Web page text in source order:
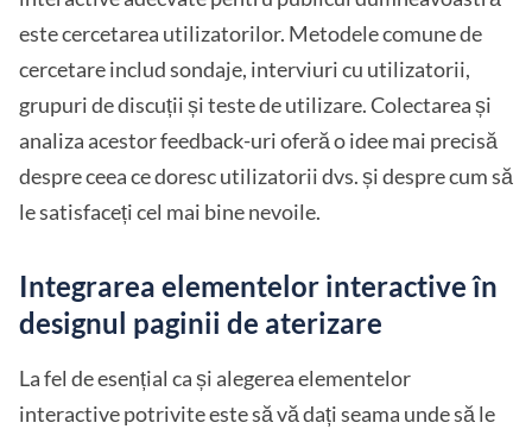
este cercetarea utilizatorilor. Metodele comune de
cercetare includ sondaje, interviuri cu utilizatorii,
grupuri de discuții și teste de utilizare. Colectarea și
analiza acestor feedback-uri oferă o idee mai precisă
despre ceea ce doresc utilizatorii dvs. și despre cum să
le satisfaceți cel mai bine nevoile.
Integrarea elementelor interactive în
designul paginii de aterizare
La fel de esențial ca și alegerea elementelor
interactive potrivite este să vă dați seama unde să le